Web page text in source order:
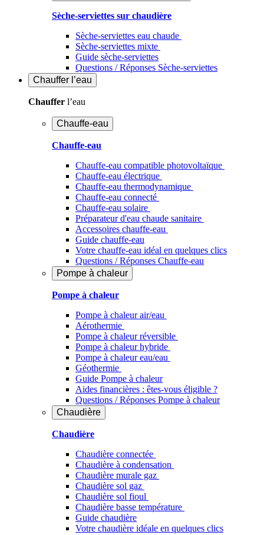
Sèche-serviettes sur chaudière
Sèche-serviettes eau chaude
Sèche-serviettes mixte
Guide sèche-serviettes
Questions / Réponses Sèche-serviettes
Chauffer l’eau
Chauffer l’eau
Chauffe-eau
Chauffe-eau
Chauffe-eau compatible photovoltaïque
Chauffe-eau électrique
Chauffe-eau thermodynamique
Chauffe-eau connecté
Chauffe-eau solaire
Préparateur d'eau chaude sanitaire
Accessoires chauffe-eau
Guide chauffe-eau
Votre chauffe-eau idéal en quelques clics
Questions / Réponses Chauffe-eau
Pompe à chaleur
Pompe à chaleur
Pompe à chaleur air/eau
Aérothermie
Pompe à chaleur réversible
Pompe à chaleur hybride
Pompe à chaleur​ eau/eau
Géothermie
Guide Pompe à chaleur
Aides financières : êtes-vous éligible ?
Questions / Réponses Pompe à chaleur
Chaudière
Chaudière
Chaudière connectée
Chaudière à condensation
Chaudière murale gaz
Chaudière sol gaz
Chaudière sol fioul
Chaudière basse température
Guide chaudière
Votre chaudière idéale en quelques clics